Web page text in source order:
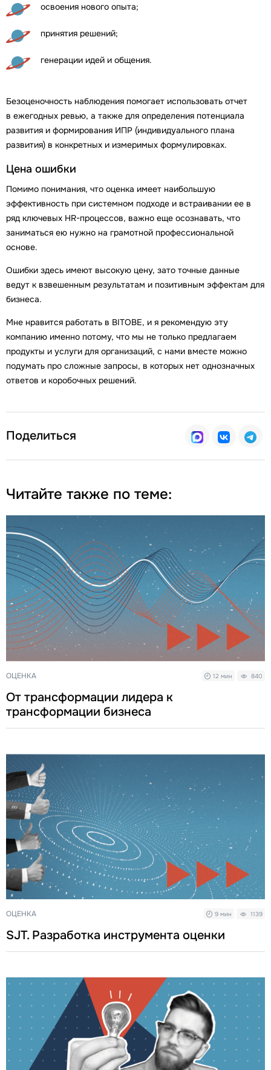
освоения нового опыта;
принятия решений;
генерации идей и общения.
Безоценочность наблюдения помогает использовать отчет
в ежегодных ревью, а также для определения потенциала
развития и формирования ИПР (индивидуального плана
развития) в конкретных и измеримых формулировках.
Цена ошибки
Помимо понимания, что оценка имеет наибольшую
эффективность при системном подходе и встраивании ее в
ряд ключевых HR-процессов, важно еще осознавать, что
заниматься ею нужно на грамотной профессиональной
основе.
Ошибки здесь имеют высокую цену, зато точные данные
ведут к взвешенным результатам и позитивным эффектам для
бизнеса.
Мне нравится работать в BITOBE, и я рекомендую эту
компанию именно потому, что мы не только предлагаем
продукты и услуги для организаций, с нами вместе можно
подумать про сложные запросы, в которых нет однозначных
ответов и коробочных решений.
Поделиться
Читайте также по теме:
ОЦЕНКА 12 мин 840
От трансформации лидера к
трансформации бизнеса
ОЦЕНКА 9 мин 1139
SJT. Разработка инструмента оценки